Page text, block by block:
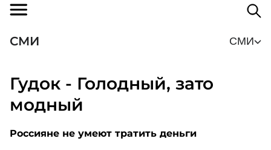
СМИ СМИ
Гудок - Голодный, зато
модный
Россияне не умеют тратить деньги